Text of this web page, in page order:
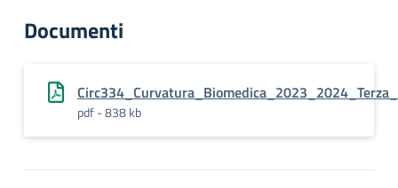
Documenti
pdf - 838 kb